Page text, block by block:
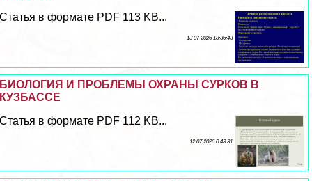
Статья в формате PDF 113 KB...
13 07 2026 18:36:43
БИОЛОГИЯ И ПРОБЛЕМЫ ОХРАНЫ СУРКОВ В
КУЗБАССЕ
Статья в формате PDF 112 KB...
12 07 2026 0:43:31